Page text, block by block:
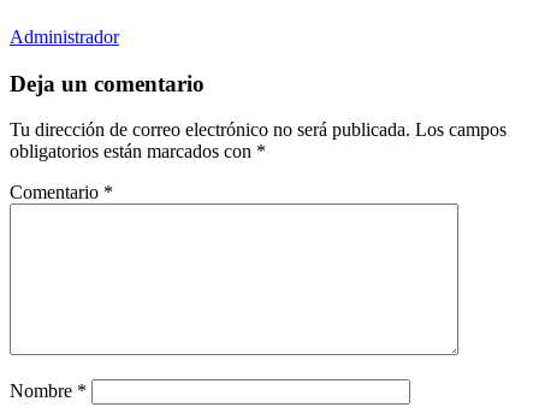
Administrador
Deja un comentario
Tu dirección de correo electrónico no será publicada. Los campos
obligatorios están marcados con *
Comentario *
Nombre *